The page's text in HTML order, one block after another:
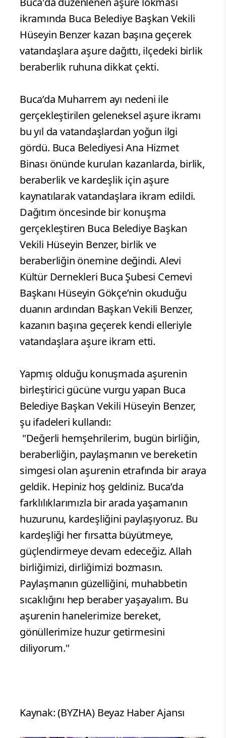
ikramında Buca Belediye Başkan Vekili
Hüseyin Benzer kazan başına geçerek
vatandaşlara aşure dağıttı, ilçedeki birlik
beraberlik ruhuna dikkat çekti.
Buca’da Muharrem ayı nedeni ile
gerçekleştirilen geleneksel aşure ikramı
bu yıl da vatandaşlardan yoğun ilgi
gördü. Buca Belediyesi Ana Hizmet
Binası önünde kurulan kazanlarda, birlik,
beraberlik ve kardeşlik için aşure
kaynatılarak vatandaşlara ikram edildi.
Dağıtım öncesinde bir konuşma
gerçekleştiren Buca Belediye Başkan
Vekili Hüseyin Benzer, birlik ve
beraberliğin önemine değindi. Alevi
Kültür Dernekleri Buca Şubesi Cemevi
Başkanı Hüseyin Gökçe’nin okuduğu
duanın ardından Başkan Vekili Benzer,
kazanın başına geçerek kendi elleriyle
vatandaşlara aşure ikram etti.
Yapmış olduğu konuşmada aşurenin
birleştirici gücüne vurgu yapan Buca
Belediye Başkan Vekili Hüseyin Benzer,
şu ifadeleri kullandı:
"Değerli hemşehrilerim, bugün birliğin,
beraberliğin, paylaşmanın ve bereketin
simgesi olan aşurenin etrafında bir araya
geldik. Hepiniz hoş geldiniz. Buca’da
farklılıklarımızla bir arada yaşamanın
huzurunu, kardeşliğini paylaşıyoruz. Bu
kardeşliği her fırsatta büyütmeye,
güçlendirmeye devam edeceğiz. Allah
birliğimizi, dirliğimizi bozmasın.
Paylaşmanın güzelliğini, muhabbetin
sıcaklığını hep beraber yaşayalım. Bu
aşurenin hanelerimize bereket,
gönüllerimize huzur getirmesini
diliyorum."
Kaynak: (BYZHA) Beyaz Haber Ajansı